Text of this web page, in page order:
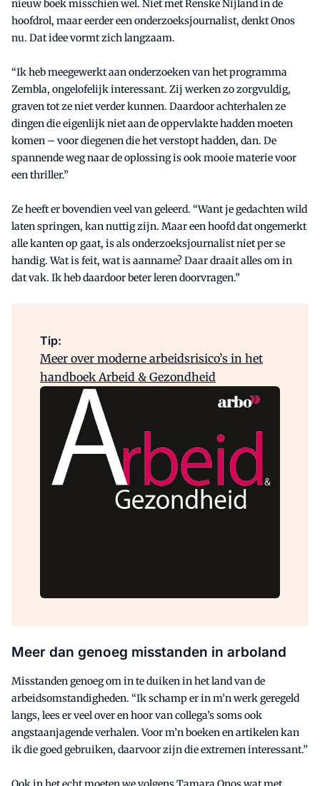
nieuw boek misschien wel. Niet met Renske Nijland in de
hoofdrol, maar eerder een onderzoeksjournalist, denkt Onos
nu. Dat idee vormt zich langzaam.
“Ik heb meegewerkt aan onderzoeken van het programma
Zembla, ongelofelijk interessant. Zij werken zo zorgvuldig,
graven tot ze niet verder kunnen. Daardoor achterhalen ze
dingen die eigenlijk niet aan de oppervlakte hadden moeten
komen – voor diegenen die het verstopt hadden, dan. De
spannende weg naar de oplossing is ook mooie materie voor
een thriller.”
Ze heeft er bovendien veel van geleerd. “Want je gedachten wild
laten springen, kan nuttig zijn. Maar een hoofd dat ongemerkt
alle kanten op gaat, is als onderzoeksjournalist niet per se
handig. Wat is feit, wat is aanname? Daar draait alles om in
dat vak. Ik heb daardoor beter leren doorvragen.”
Tip:
Meer over moderne arbeidsrisico’s in het
handboek Arbeid & Gezondheid
Meer dan genoeg misstanden in arboland
Misstanden genoeg om in te duiken in het land van de
arbeidsomstandigheden. “Ik schamp er in m’n werk geregeld
langs, lees er veel over en hoor van collega’s soms ook
angstaanjagende verhalen. Voor m’n boeken en artikelen kan
ik die goed gebruiken, daarvoor zijn die extremen interessant.”